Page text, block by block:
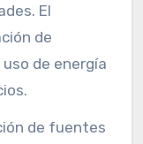
El
de
de energía
de fuentes